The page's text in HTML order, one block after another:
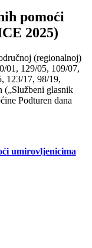
pomoći
2025)
(regionalnoj)
01, 129/05, 109/07,
123/17, 98/19,
(„Službeni glasnik
Podturen dana
umirovljenicima